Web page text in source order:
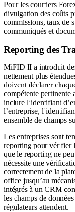
Pour les courtiers
divulgation des coûts
commissions, taux de
communiqués et
Reporting des
MiFID II a introduit
nettement plus
doivent déclarer
compétente
inclure l’identifiant
l’entreprise,
ensemble de champs
Les entreprises sont
reporting pour vérifier
que le reporting ne
nécessite une
correctement de la
office jusqu’au
intégrés à un CRM
les champs de
régulateurs attendent.